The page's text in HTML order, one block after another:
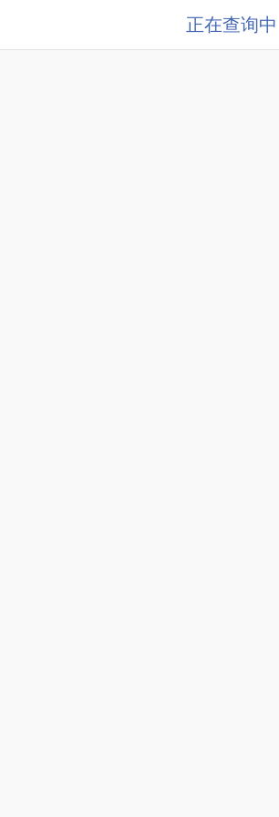
正在查询中